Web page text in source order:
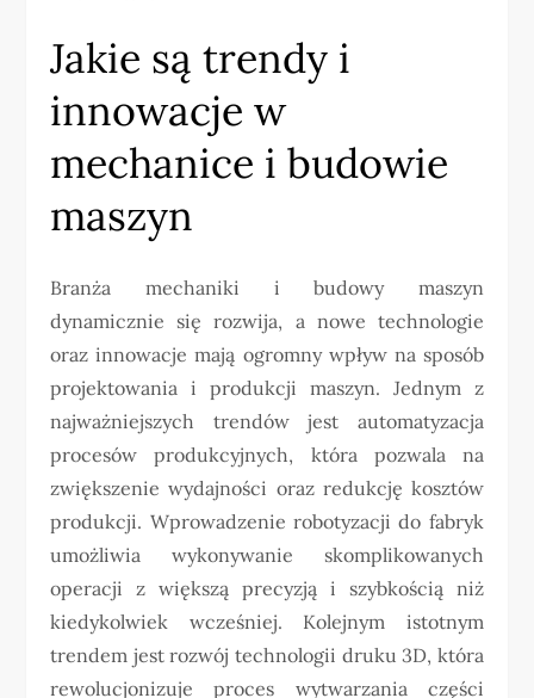
Jakie są trendy i
innowacje w
mechanice i budowie
maszyn
Branża mechaniki i budowy maszyn
dynamicznie się rozwija, a nowe technologie
oraz innowacje mają ogromny wpływ na sposób
projektowania i produkcji maszyn. Jednym z
najważniejszych trendów jest automatyzacja
procesów produkcyjnych, która pozwala na
zwiększenie wydajności oraz redukcję kosztów
produkcji. Wprowadzenie robotyzacji do fabryk
umożliwia wykonywanie skomplikowanych
operacji z większą precyzją i szybkością niż
kiedykolwiek wcześniej. Kolejnym istotnym
trendem jest rozwój technologii druku 3D, która
rewolucjonizuje proces wytwarzania części